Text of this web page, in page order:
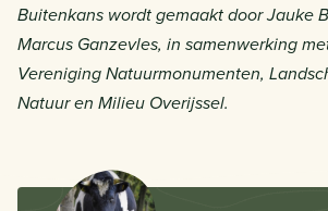
Buitenkans wordt gemaakt door Jauke
Marcus Ganzevles, in samenwerking
Vereniging Natuurmonumenten,
Natuur en Milieu Overijssel.